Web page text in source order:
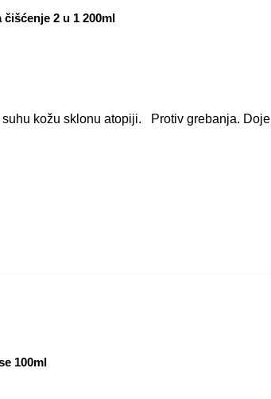
2 u 1 200ml
kožu sklonu atopiji. Protiv grebanja.
100ml